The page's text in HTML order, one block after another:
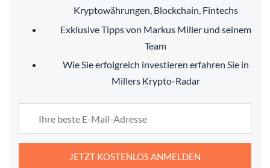
Kryptowährungen, Blockchain, Fintechs
Exklusive Tipps von Markus Miller und seinem
Team
Wie Sie erfolgreich investieren erfahren Sie in
Millers Krypto-Radar
JETZT KOSTENLOS ANMELDEN